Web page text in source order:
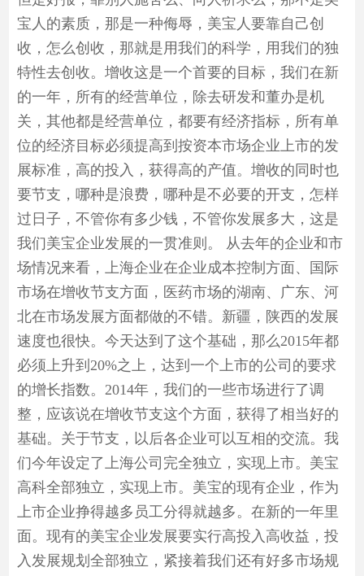
宝人的素质，那是一种侮辱，美宝人要靠自己创
收，怎么创收，那就是用我们的科学，用我们的独
特性去创收。增收这是一个首要的目标，我们在新
的一年，所有的经营单位，除去研发和董办是机
关，其他都是经营单位，都要有经济指标，所有单
位的经济目标必须提高到按资本市场企业上市的发
展标准，高的投入，获得高的产值。增收的同时也
要节支，哪种是浪费，哪种是不必要的开支，怎样
过日子，不管你有多少钱，不管你发展多大，这是
我们美宝企业发展的一贯准则。 从去年的企业和市
场情况来看，上海企业在企业成本控制方面、国际
市场在增收节支方面，医药市场的湖南、广东、河
北在市场发展方面都做的不错。新疆，陕西的发展
速度也很快。今天达到了这个基础，那么2015年都
必须上升到20%之上，达到一个上市的公司的要求
的增长指数。2014年，我们的一些市场进行了调
整，应该说在增收节支这个方面，获得了相当好的
基础。关于节支，以后各企业可以互相的交流。我
们今年设定了上海公司完全独立，实现上市。美宝
高科全部独立，实现上市。美宝的现有企业，作为
上市企业挣得越多员工分得就越多。在新的一年里
面。现有的美宝企业发展要实行高投入高收益，投
入发展规划全部独立，紧接着我们还有好多市场规